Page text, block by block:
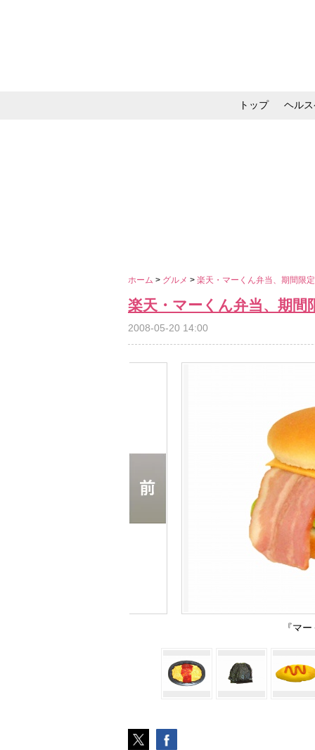
トップ ヘル
ホーム > グルメ > 楽天・マーくん弁当、期間限
楽天・マーくん弁当、期間
2008-05-20 14:00
『マ